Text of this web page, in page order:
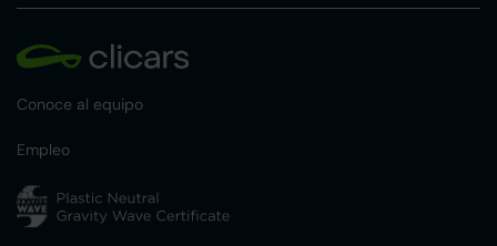
Conoce al equipo
Empleo